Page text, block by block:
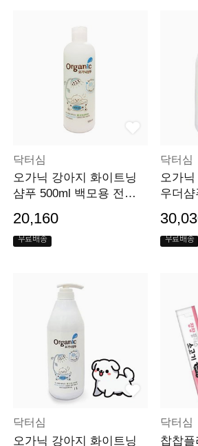
닥터심
오가닉 강아지 화이트닝
샴푸 500ml 백모용 전견
20,160
무료배송
닥터심
오가
우더
무료배송
닥터심
오가닉 강아지 화이트닝
닥터심
찹찹